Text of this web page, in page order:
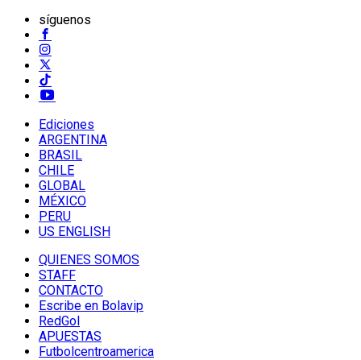
síguenos
Ediciones
ARGENTINA
BRASIL
CHILE
GLOBAL
MÉXICO
PERU
US ENGLISH
QUIENES SOMOS
STAFF
CONTACTO
Escribe en Bolavip
RedGol
APUESTAS
Futbolcentroamerica